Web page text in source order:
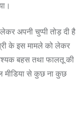
अपनी चुप्पी तोड़ दी है
के इस मामले को लेकर
बहस तथा फालतू की
मीडिया से कुछ ना कुछ